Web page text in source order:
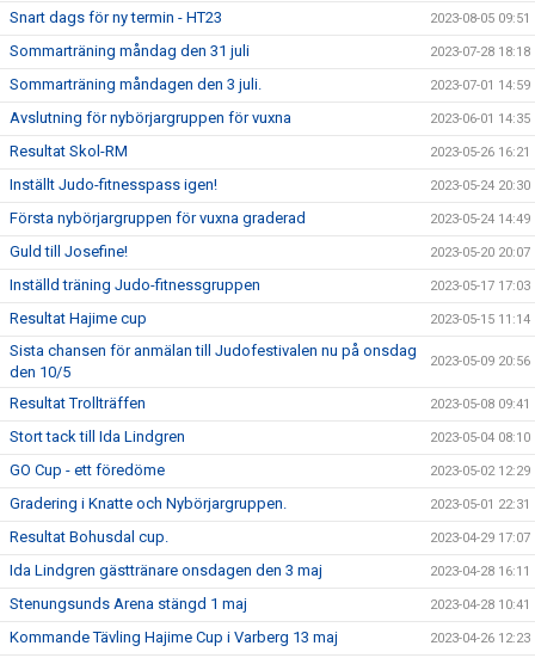
Snart dags för ny termin - HT23 2023-08-05 09:51
Sommarträning måndag den 31 juli 2023-07-28 18:18
Sommarträning måndagen den 3 juli. 2023-07-01 14:59
Avslutning för nybörjargruppen för vuxna 2023-06-01 14:35
Resultat Skol-RM 2023-05-26 16:21
Inställt Judo-fitnesspass igen! 2023-05-24 20:30
Första nybörjargruppen för vuxna graderad 2023-05-24 14:49
Guld till Josefine! 2023-05-20 20:07
Inställd träning Judo-fitnessgruppen 2023-05-17 17:03
Resultat Hajime cup 2023-05-15 11:14
Sista chansen för anmälan till Judofestivalen nu på onsdag
den 10/5
2023-05-09 20:56
Resultat Trollträffen 2023-05-08 09:41
Stort tack till Ida Lindgren 2023-05-04 08:10
GO Cup - ett föredöme 2023-05-02 12:29
Gradering i Knatte och Nybörjargruppen. 2023-05-01 22:31
Resultat Bohusdal cup. 2023-04-29 17:07
Ida Lindgren gästtränare onsdagen den 3 maj 2023-04-28 16:11
Stenungsunds Arena stängd 1 maj 2023-04-28 10:41
Kommande Tävling Hajime Cup i Varberg 13 maj 2023-04-26 12:23